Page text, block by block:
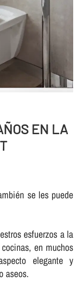
EN LA
se les puede
esfuerzos a la
en muchos
elegante y
aseos.